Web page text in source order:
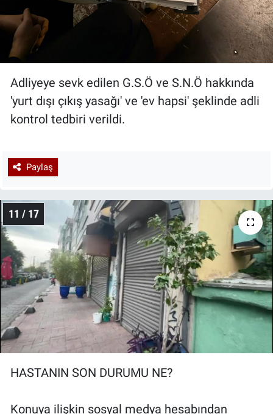
Adliyeye sevk edilen G.S.Ö ve S.N.Ö hakkında
'yurt dışı çıkış yasağı' ve 'ev hapsi' şeklinde adli
kontrol tedbiri verildi.
Paylaş
11 / 17
HASTANIN SON DURUMU NE?
Konuya ilişkin sosyal medya hesabından